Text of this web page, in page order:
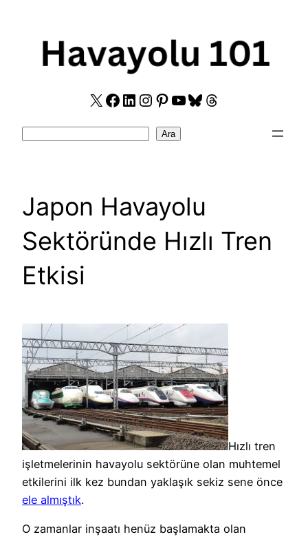
X Facebook
LinkedIn
Instagram
Pinterest
YouTube
Bluesky
Threads
Ara
Japon Havayolu
Sektöründe Hızlı Tren
Etkisi
Hızlı tren
işletmelerinin havayolu sektörüne olan muhtemel
etkilerini ilk kez bundan yaklaşık sekiz sene önce
ele almıştık.
O zamanlar inşaatı henüz başlamakta olan